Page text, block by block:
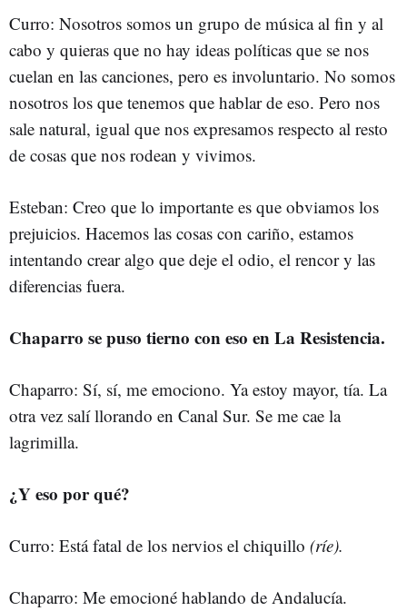
Curro: Nosotros somos un grupo de música al fin y al
cabo y quieras que no hay ideas políticas que se nos
cuelan en las canciones, pero es involuntario. No somos
nosotros los que tenemos que hablar de eso. Pero nos
sale natural, igual que nos expresamos respecto al resto
de cosas que nos rodean y vivimos.
Esteban: Creo que lo importante es que obviamos los
prejuicios. Hacemos las cosas con cariño, estamos
intentando crear algo que deje el odio, el rencor y las
diferencias fuera.
Chaparro se puso tierno con eso en La Resistencia.
Chaparro: Sí, sí, me emociono. Ya estoy mayor, tía. La
otra vez salí llorando en Canal Sur. Se me cae la
lagrimilla.
¿Y eso por qué?
Curro: Está fatal de los nervios el chiquillo (ríe).
Chaparro: Me emocioné hablando de Andalucía.